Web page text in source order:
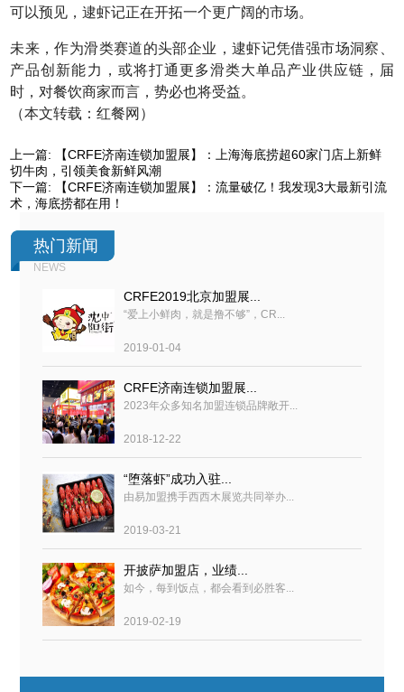
可以预见，逮虾记正在开拓一个更广阔的市场。
未来，作为滑类赛道的头部企业，逮虾记凭借强市场洞察、
产品创新能力，或将打通更多滑类大单品产业供应链，届
时，对餐饮商家而言，势必也将受益。
（本文转载：红餐网）
上一篇:
【CRFE济南连锁加盟展】：上海海底捞超60家门店上新鲜
切牛肉，引领美食新鲜风潮
下一篇:
【CRFE济南连锁加盟展】：流量破亿！我发现3大最新引流
术，海底捞都在用！
热门新闻
NEWS
CRFE2019北京加盟展...
“爱上小鲜肉，就是撸不够”，CR...
2019-01-04
CRFE济南连锁加盟展...
2023年众多知名加盟连锁品牌敞开...
2018-12-22
“堕落虾”成功入驻...
由易加盟携手西西木展览共同举办...
2019-03-21
开披萨加盟店，业绩...
如今，每到饭点，都会看到必胜客...
2019-02-19